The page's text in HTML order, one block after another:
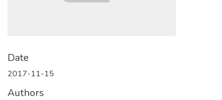
Date
2017-11-15
Authors